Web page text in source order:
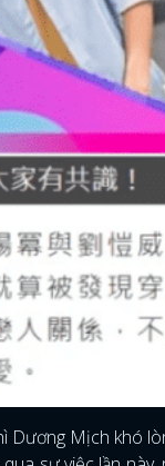
Dương Mịch khó